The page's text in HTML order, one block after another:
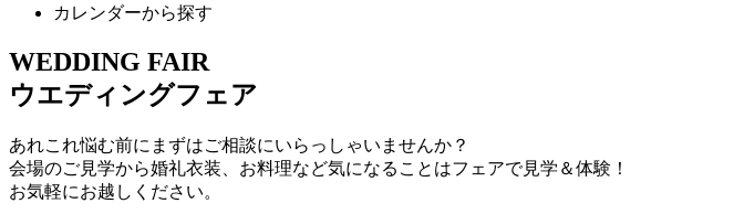
カレンダーから探す
WEDDING FAIR
ウエディングフェア
あれこれ悩む前にまずはご相談にいらっしゃいませんか？
会場のご見学から婚礼衣装、お料理など気になることはフェアで見学＆体験！
お気軽にお越しください。